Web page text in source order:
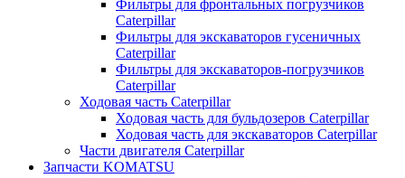
Фильтры для фронтальных погрузчиков
Caterpillar
Фильтры для экскаваторов гусеничных
Caterpillar
Фильтры для экскаваторов-погрузчиков
Caterpillar
Ходовая часть Caterpillar
Ходовая часть для бульдозеров Caterpillar
Ходовая часть для экскаваторов Caterpillar
Части двигателя Caterpillar
Запчасти KOMATSU